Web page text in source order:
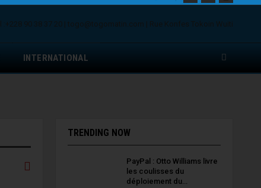
INTERNATIONAL
TRENDING NOW
PayPal : Otto Williams livre
les coulisses du
déploiement du…